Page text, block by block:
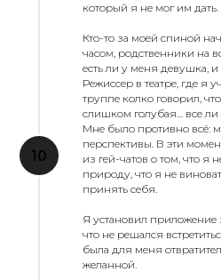
который я не мог им дать.
Кто-то за моей спиной
часом, родственники на
есть ли у меня девушка,
Режиссер в театре, где я
труппе колко говорил,
слишком голубая… все
Мне было противно всё:
перспективы. В эти
из гей-чатов о том, что я
природу, что я не
принять себя.
Я установил приложение
что не решался
была для меня
желанной.